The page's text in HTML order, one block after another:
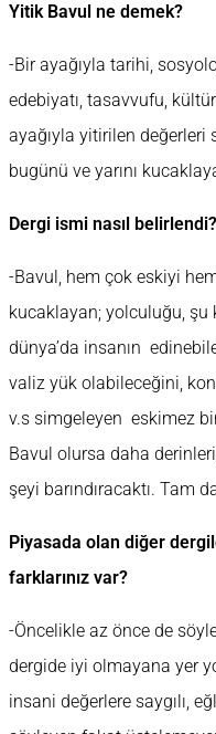
Yitik Bavul ne demek?
-Bir ayağıyla tarihi,
edebiyatı, tasavvufu,
ayağıyla yitirilen değerleri
bugünü ve yarını
Dergi ismi nasıl belirlendi?
-Bavul, hem çok eskiyi
kucaklayan; yolculuğu, şu
dünya’da insanın
valiz yük olabileceğini,
v.s simgeleyen eskimez
Bavul olursa daha
şeyi barındıracaktı. Tam
Piyasada olan diğer
farklarınız var?
-Öncelikle az önce de
dergide iyi olmayana yer
insani değerlere saygılı,